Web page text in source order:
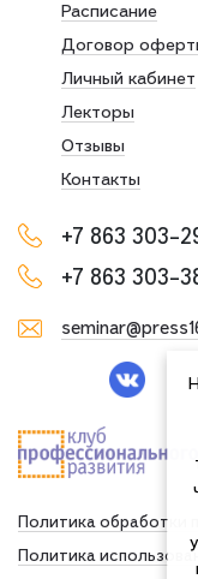
Политика обработки
Политика
Расписание
Договор
Личный кабинет
Лекторы
Отзывы
Контакты
+7 863 303-
+7 863 303-